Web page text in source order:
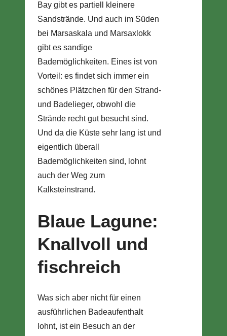
Bay gibt es partiell kleinere
Sandstrände. Und auch im Süden
bei Marsaskala und Marsaxlokk
gibt es sandige
Bademöglichkeiten. Eines ist von
Vorteil: es findet sich immer ein
schönes Plätzchen für den Strand-
und Badelieger, obwohl die
Strände recht gut besucht sind.
Und da die Küste sehr lang ist und
eigentlich überall
Bademöglichkeiten sind, lohnt
auch der Weg zum
Kalksteinstrand.
Blaue Lagune:
Knallvoll und
fischreich
Was sich aber nicht für einen
ausführlichen Badeaufenthalt
lohnt, ist ein Besuch an der